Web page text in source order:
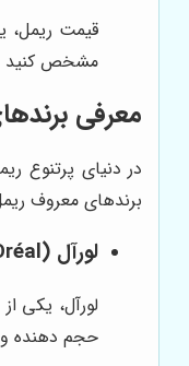
قیمت ریمل،
مشخص کنید و
معرفی
در دنیای پرتنوع
برندهای معروف
لورآل (L'Oréal)
لورآل، یکی
حجم دهنده و